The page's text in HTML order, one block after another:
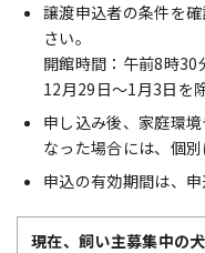
譲渡申込者の条件を
さい。
開館時間：午前8時
12月29日～1月3日を除
申し込み後、家庭環
なった場合には、個
申込の有効期間は、申
現在、飼い主募集中の